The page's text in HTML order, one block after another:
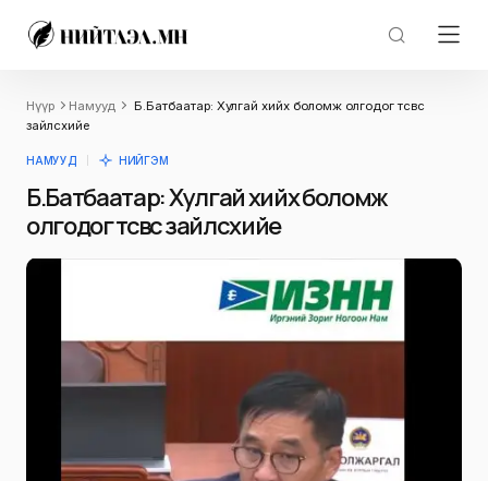
Нүүр Намууд
Б.Батбаатар: Хулгай хийх боломж олгодог төсвөөс
зайлcхийе
НАМУУД НИЙГЭМ
Б.Батбаатар: Хулгай хийх боломж
олгодог төсвөөс зайлcхийе